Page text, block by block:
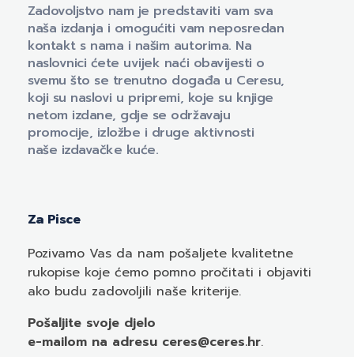
Zadovoljstvo nam je predstaviti vam sva
naša izdanja i omogućiti vam neposredan
kontakt s nama i našim autorima. Na
naslovnici ćete uvijek naći obavijesti o
svemu što se trenutno događa u Ceresu,
koji su naslovi u pripremi, koje su knjige
netom izdane, gdje se održavaju
promocije, izložbe i druge aktivnosti
naše izdavačke kuće.
Za Pisce
Pozivamo Vas da nam pošaljete kvalitetne
rukopise koje ćemo pomno pročitati i objaviti
ako budu zadovoljili naše kriterije.
Pošaljite svoje djelo
e-mailom na adresu ceres@ceres.hr.